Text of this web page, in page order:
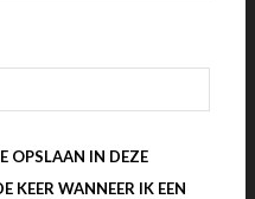
OPSLAAN IN DEZE
KEER WANNEER IK EEN